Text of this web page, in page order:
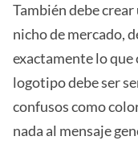
También debe
nicho de mercado,
exactamente lo que
logotipo debe ser
confusos como
nada al mensaje